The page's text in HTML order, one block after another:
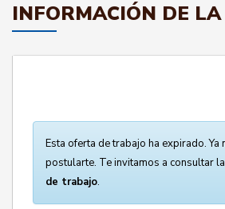
INFORMACIÓN DE
Esta oferta de trabajo ha expirado. Ya
postularte. Te invitamos a consultar
de trabajo.